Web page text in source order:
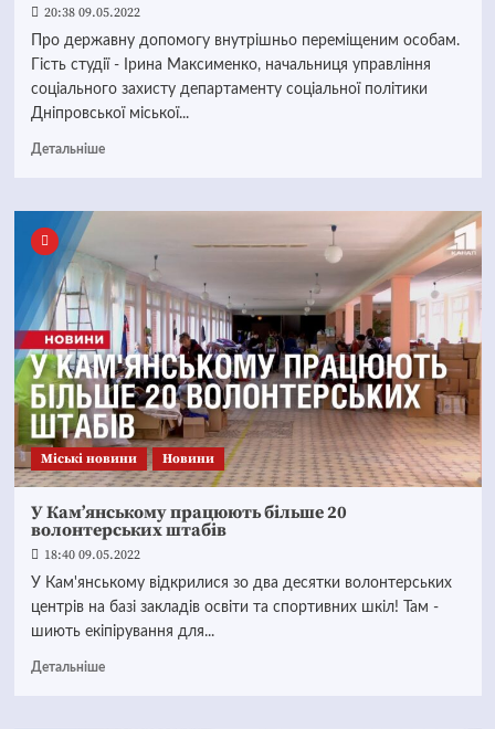
20:38 09.05.2022
Про державну допомогу внутрішньо переміщеним особам.
Гість студії - Ірина Максименко, начальниця управління
соціального захисту департаменту соціальної політики
Дніпровської міської...
Детальніше
Mіські новини Новини
У Кам’янському працюють більше 20
волонтерських штабів
18:40 09.05.2022
У Кам'янському відкрилися зо два десятки волонтерських
центрів на базі закладів освіти та спортивних шкіл! Там -
шиють екіпірування для...
Детальніше